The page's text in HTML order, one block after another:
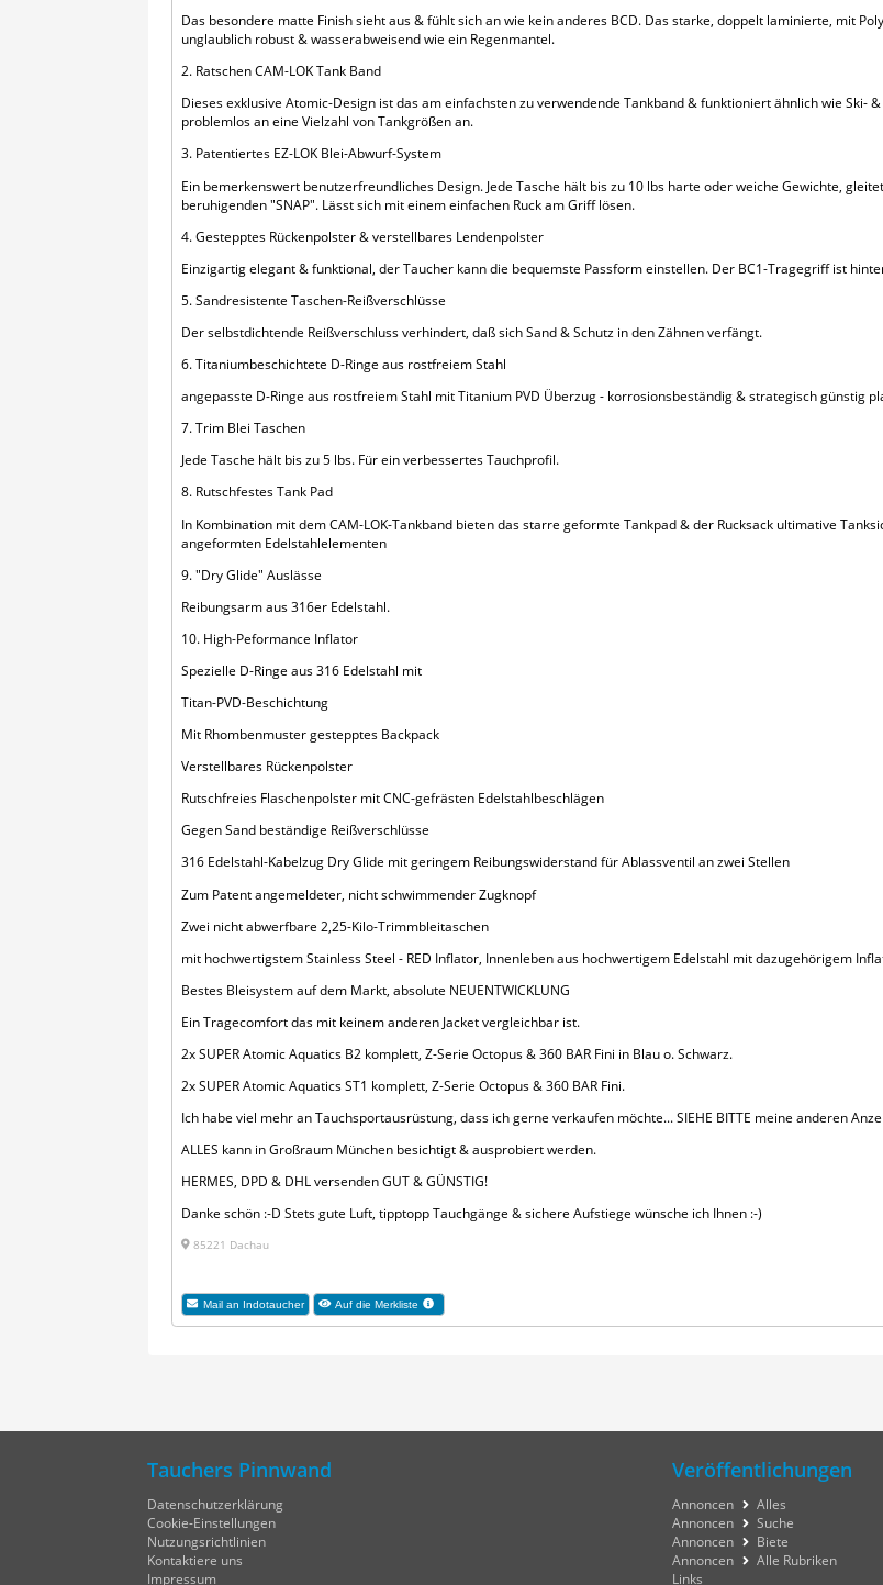
Das besondere matte Finish sieht aus & fühlt sich an wie kein anderes BCD. Das starke, doppelt laminierte, mit
unglaublich robust & wasserabweisend wie ein Regenmantel.
2. Ratschen CAM-LOK Tank Band
Dieses exklusive Atomic-Design ist das am einfachsten zu verwendende Tankband & funktioniert ähnlich wie Ski-
problemlos an eine Vielzahl von Tankgrößen an.
3. Patentiertes EZ-LOK Blei-Abwurf-System
Ein bemerkenswert benutzerfreundliches Design. Jede Tasche hält bis zu 10 lbs harte oder weiche Gewichte,
beruhigenden "SNAP". Lässt sich mit einem einfachen Ruck am Griff lösen.
4. Gestepptes Rückenpolster & verstellbares Lendenpolster
Einzigartig elegant & funktional, der Taucher kann die bequemste Passform einstellen. Der BC1-Tragegriff ist
5. Sandresistente Taschen-Reißverschlüsse
Der selbstdichtende Reißverschluss verhindert, daß sich Sand & Schutz in den Zähnen verfängt.
6. Titaniumbeschichtete D-Ringe aus rostfreiem Stahl
angepasste D-Ringe aus rostfreiem Stahl mit Titanium PVD Überzug - korrosionsbeständig & strategisch günstig
7. Trim Blei Taschen
Jede Tasche hält bis zu 5 lbs. Für ein verbessertes Tauchprofil.
8. Rutschfestes Tank Pad
In Kombination mit dem CAM-LOK-Tankband bieten das starre geformte Tankpad & der Rucksack ultimative
angeformten Edelstahlelementen
9. "Dry Glide" Auslässe
Reibungsarm aus 316er Edelstahl.
10. High-Peformance Inflator
Spezielle D-Ringe aus 316 Edelstahl mit
Titan-PVD-Beschichtung
Mit Rhombenmuster gestepptes Backpack
Verstellbares Rückenpolster
Rutschfreies Flaschenpolster mit CNC-gefrästen Edelstahlbeschlägen
Gegen Sand beständige Reißverschlüsse
316 Edelstahl-Kabelzug Dry Glide mit geringem Reibungswiderstand für Ablassventil an zwei Stellen
Zum Patent angemeldeter, nicht schwimmender Zugknopf
Zwei nicht abwerfbare 2,25-Kilo-Trimmbleitaschen
mit hochwertigstem Stainless Steel - RED Inflator, Innenleben aus hochwertigem Edelstahl mit dazugehörigem
Bestes Bleisystem auf dem Markt, absolute NEUENTWICKLUNG
Ein Tragecomfort das mit keinem anderen Jacket vergleichbar ist.
2x SUPER Atomic Aquatics B2 komplett, Z-Serie Octopus & 360 BAR Fini in Blau o. Schwarz.
2x SUPER Atomic Aquatics ST1 komplett, Z-Serie Octopus & 360 BAR Fini.
Ich habe viel mehr an Tauchsportausrüstung, dass ich gerne verkaufen möchte... SIEHE BITTE meine anderen
ALLES kann in Großraum München besichtigt & ausprobiert werden.
HERMES, DPD & DHL versenden GUT & GÜNSTIG!
Danke schön :-D Stets gute Luft, tipptopp Tauchgänge & sichere Aufstiege wünsche ich Ihnen :-)
85221 Dachau
Mail an Indotaucher Auf die Merkliste
Tauchers Pinnwand
Datenschutzerklärung
Cookie-Einstellungen
Nutzungsrichtlinien
Kontaktiere uns
Impressum
Veröffentlichungen
Annoncen
Alles
Annoncen
Suche
Annoncen
Biete
Annoncen
Alle Rubriken
Links